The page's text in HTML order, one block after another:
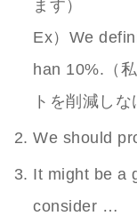
ます）
Ex）We
han 10%.（
トを削減し
We should
It might be a
consider …